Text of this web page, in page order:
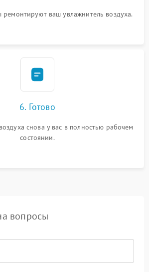
ремонтируют ваш увлажнитель воздуха.
6. Готово
снова у вас в полностью рабочем
состоянии.
вопросы